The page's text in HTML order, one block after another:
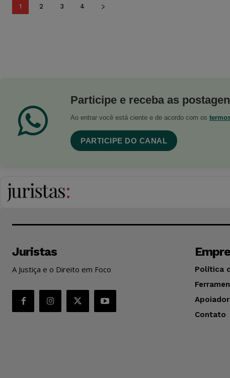
1 2 3 4
Participe e receba as
Ao entrar você está ciente e de acordo com os
PARTICIPE DO CANAL
Juristas
A Justiça e o Direito em Foco
Política
Contato